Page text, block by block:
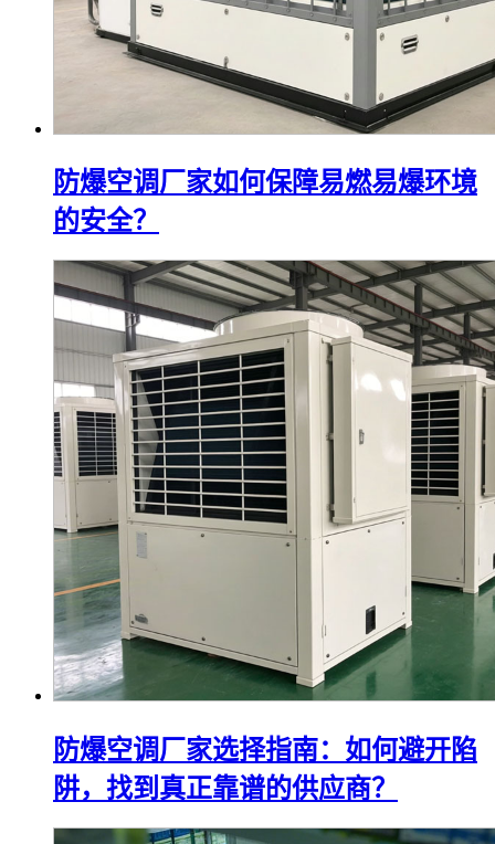
防爆空调厂家如何保障易燃易爆环境
的安全？
防爆空调厂家选择指南：如何避开陷
阱，找到真正靠谱的供应商？